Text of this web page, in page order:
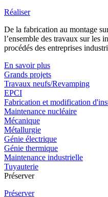
Réaliser
De la fabrication au montage
l’ensemble des travaux sur les
procédés des entreprises
En savoir plus
Grands projets
Travaux neufs/Revamping
EPCI
Fabrication et modification
Maintenance nucléaire
Mécanique
Métallurgie
Génie électrique
Génie thermique
Maintenance industrielle
Tuyauterie
Préserver
Préserver